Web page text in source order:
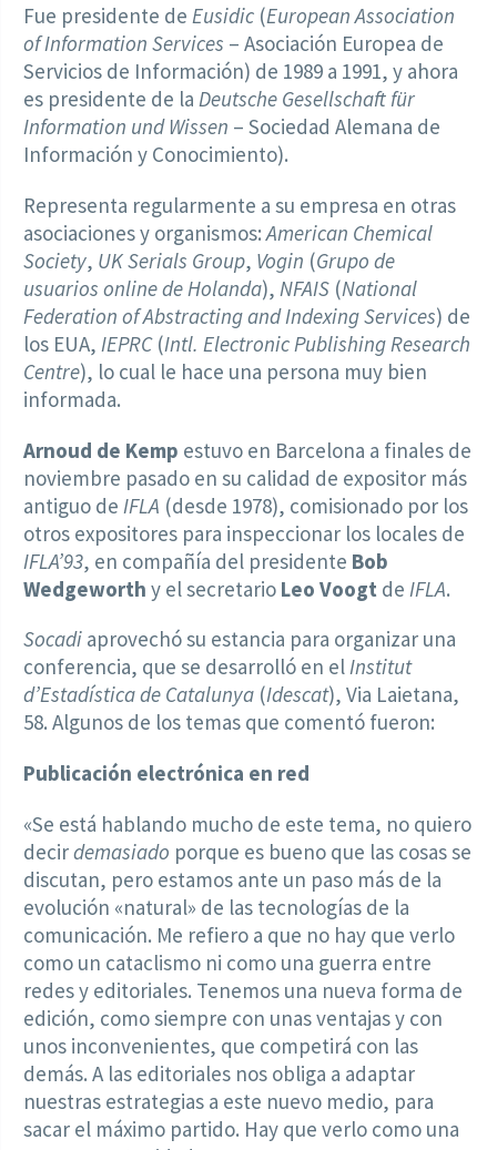
Fue presidente de Eusidic (European Association
of Information Services – Asociación Europea de
Servicios de Información) de 1989 a 1991, y ahora
es presidente de la Deutsche Gesellschaft für
Information und Wissen – Sociedad Alemana de
Información y Conocimiento).
Representa regularmente a su empresa en otras
asociaciones y organismos:American Chemical
Society, UK Serials Group, Vogin (Grupo de
usuarios online de Holanda), NFAIS (National
Federation of Abstracting and Indexing Services) de
los EUA, IEPRC(Intl. Electronic Publishing Research
Centre), lo cual le hace una persona muy bien
informada.
Arnoud de Kemp estuvo en Barcelona a finales de
noviembre pasado en su calidad de expositor más
antiguo de IFLA (desde 1978), comisionado por los
otros expositores para inspeccionar los locales de
IFLA’93, en compañía del presidente Bob
Wedgeworth y el secretario Leo Voogt de IFLA.
Socadi aprovechó su estancia para organizar una
conferencia, que se desarrolló en elInstitut
d’Estadística de Catalunya (Idescat), Via Laietana,
58. Algunos de los temas que comentó fueron:
Publicación electrónica en red
«Se está hablando mucho de este tema, no quiero
decirdemasiado porque es bueno que las cosas se
discutan, pero estamos ante un paso más de la
evolución «natural» de las tecnologías de la
comunicación. Me refiero a que no hay que verlo
como un cataclismo ni como una guerra entre
redes y editoriales. Tenemos una nueva forma de
edición, como siempre con unas ventajas y con
unos inconvenientes, que competirá con las
demás. A las editoriales nos obliga a adaptar
nuestras estrategias a este nuevo medio, para
sacar el máximo partido. Hay que verlo como una